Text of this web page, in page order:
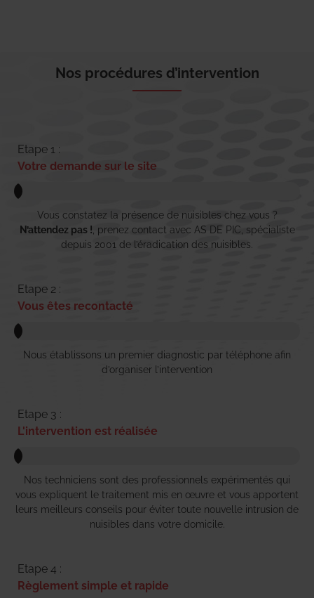
Nos procédures d’intervention
Etape 1 :
Votre demande sur le site
Vous constatez la présence de nuisibles chez vous ?
N’attendez pas ! , prenez contact avec AS DE PIC, spécialiste
depuis 2001 de l’éradication des nuisibles.
Etape 2 :
Vous êtes recontacté
Nous établissons un premier diagnostic par téléphone afin
d’organiser l’intervention
Etape 3 :
L'intervention est réalisée
Nos techniciens sont des professionnels expérimentés qui
vous expliquent le traitement mis en œuvre et vous apportent
leurs meilleurs conseils pour éviter toute nouvelle intrusion de
nuisibles dans votre domicile.
Etape 4 :
Règlement simple et rapide